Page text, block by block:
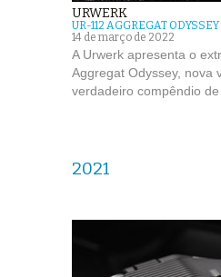
URWERK
UR-112 AGGREGAT ODYSSEY
14 de março de 2022
A Urwerk apresenta o
Aggregat Odyssey, nova
verdadeiro compêndio
2021